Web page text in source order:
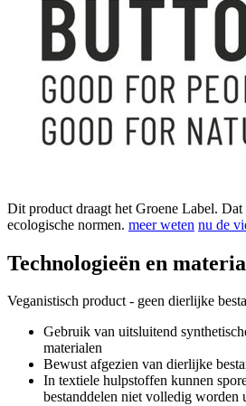
Dit product draagt het Groene Label. Dat
ecologische normen. meer weten nu de
Technologieën en
Veganistisch product - geen dierlijke
Gebruik van uitsluitend
materialen
Bewust afgezien van dierlijke
In textiele hulpstoffen kunnen
bestanddelen niet volledig worden